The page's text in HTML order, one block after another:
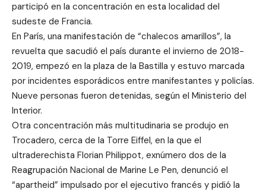
participó en la concentración en esta localidad del
sudeste de Francia.
En París, una manifestación de “chalecos amarillos”, la
revuelta que sacudió el país durante el invierno de 2018-
2019, empezó en la plaza de la Bastilla y estuvo marcada
por incidentes esporádicos entre manifestantes y policías.
Nueve personas fueron detenidas, según el Ministerio del
Interior.
Otra concentración más multitudinaria se produjo en
Trocadero, cerca de la Torre Eiffel, en la que el
ultraderechista Florian Philippot, exnúmero dos de la
Reagrupación Nacional de Marine Le Pen, denunció el
“apartheid” impulsado por el ejecutivo francés y pidió la